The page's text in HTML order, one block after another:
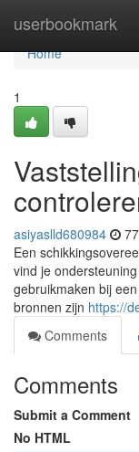
userbookmark
Home
Home
1
asiyaslld680984
Een
vind je
gebruikmaken bij
bronnen zijn https://
Comments
Comments
Submit a Comment
No HTML